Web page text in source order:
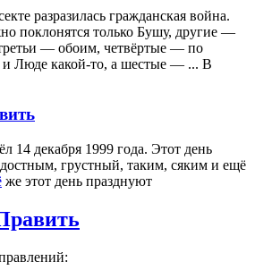
разразилась гражданская война.
поклонятся только Бушу, другие —
— обоим, четвёртые — по
Люде какой-то, а шестые — ... В
14 декабря 1999 года. Этот день
грустный, таким, сяким и ещё
же этот день празднуют